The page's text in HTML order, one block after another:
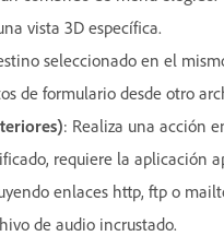
vista 3D específica.
seleccionado en el
de formulario desde otro
: Realiza una acción
requiere la aplicación
enlaces http, ftp o
de audio incrustado.